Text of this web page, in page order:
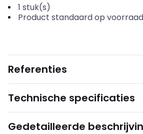
1 stuk(s)
Product standaard op voorraad
Referenties
Technische specificaties
Gedetailleerde